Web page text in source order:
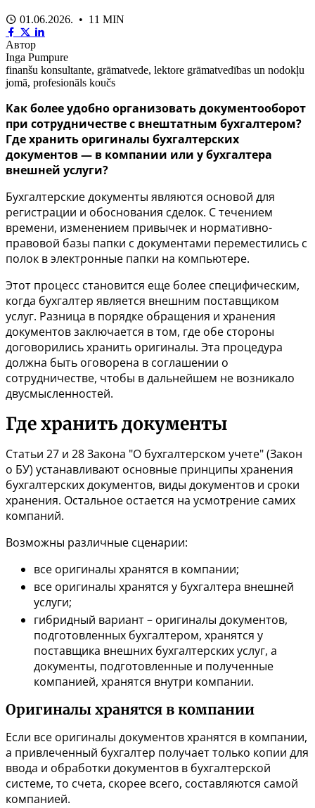
01.06.2026. • 11 MIN
Автор
Inga Pumpure
finanšu konsultante, grāmatvede, lektore grāmatvedības un nodokļu
jomā, profesionāls koučs
Как более удобно организовать документооборот
при сотрудничестве с внештатным бухгалтером?
Где хранить оригиналы бухгалтерских
документов — в компании или у бухгалтера
внешней услуги?
Бухгалтерские документы являются основой для
регистрации и обоснования сделок. С течением
времени, изменением привычек и нормативно-
правовой базы папки с документами переместились с
полок в электронные папки на компьютере.
Этот процесс становится еще более специфическим,
когда бухгалтер является внешним поставщиком
услуг. Разница в порядке обращения и хранения
документов заключается в том, где обе стороны
договорились хранить оригиналы. Эта процедура
должна быть оговорена в соглашении о
сотрудничестве, чтобы в дальнейшем не возникало
двусмысленностей.
Где хранить документы
Статьи 27 и 28Закона "О бухгалтерском учете" (Закон
о БУ) устанавливают основные принципы хранения
бухгалтерских документов, виды документов и сроки
хранения. Остальное остается на усмотрение самих
компаний.
Возможны различные сценарии:
все оригиналы хранятся в компании;
все оригиналы хранятся у бухгалтера внешней
услуги;
гибридный вариант – оригиналы документов,
подготовленных бухгалтером, хранятся у
поставщика внешних бухгалтерских услуг, а
документы, подготовленные и полученные
компанией, хранятся внутри компании.
Оригиналы хранятся в компании
Если все оригиналы документов хранятся в компании,
а привлеченный бухгалтер получает только копии для
ввода и обработки документов в бухгалтерской
системе, то счета, скорее всего, составляются самой
компанией.